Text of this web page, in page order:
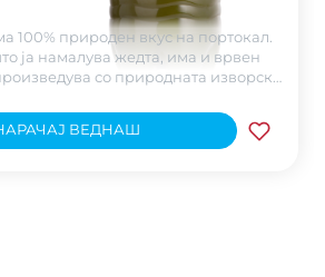
100% природен вкус на портокал.
ја намалува жедта, има и врвен
со природната изворска
ВЕДНАШ